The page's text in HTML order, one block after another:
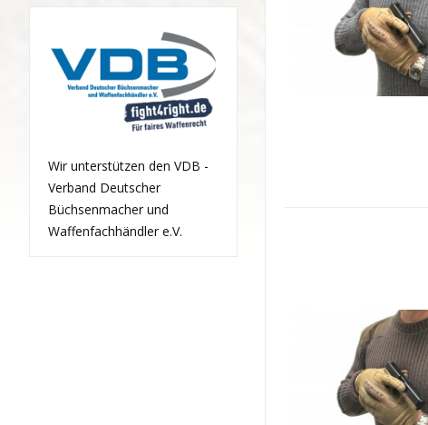
Wir unterstützen den VDB -
Verband Deutscher
Büchsenmacher und
Waffenfachhändler e.V.